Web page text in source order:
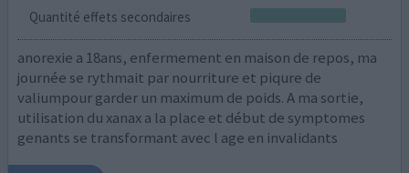
Quantité effets secondaires
anorexie a 18ans, enfermement en maison de repos, ma
journée se rythmait par nourriture et piqure de
valiumpour garder un maximum de poids. A ma sortie,
utilisation du xanax a la place et début de symptomes
genants se transformant avec l age en invalidants